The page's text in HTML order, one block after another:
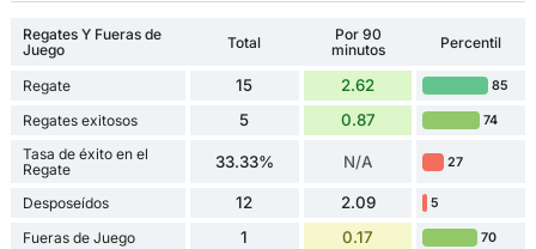
Regates Y Fueras de
Juego
Total
Por 90
minutos
Percentil
Regate 15 2.62 85
Regates exitosos 5 0.87 74
Tasa de éxito en el
Regate
33.33% N/A 27
Desposeídos 12 2.09 5
Fueras de Juego 1 0.17 70